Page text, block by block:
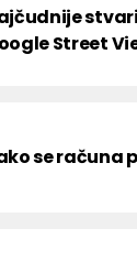
Street
se računa